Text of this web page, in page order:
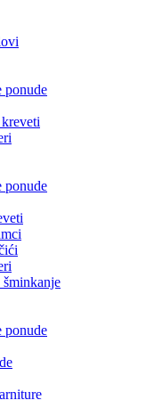
ponude
ponude
ponude